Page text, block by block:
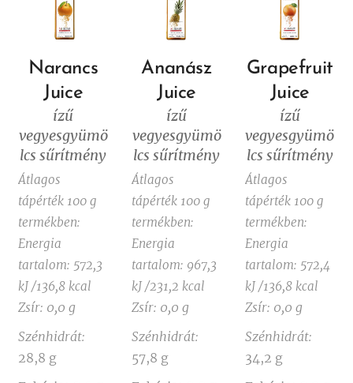
Narancs
Juice
ízű
vegyesgyümö
lcs sűrítmény
Átlagos
tápérték 100 g
termékben:
Energia
tartalom: 572,3
kJ /136,8 kcal
Zsír: 0,0 g
Szénhidrát:
28,8 g
Ananász
Juice
ízű
vegyesgyümö
lcs sűrítmény
Átlagos
tápérték 100 g
termékben:
Energia
tartalom: 967,3
kJ /231,2 kcal
Zsír: 0,0 g
Szénhidrát:
57,8 g
Grapefruit
Juice
ízű
vegyesgyümö
lcs sűrítmény
Átlagos
tápérték 100 g
termékben:
Energia
tartalom: 572,4
kJ /136,8 kcal
Zsír: 0,0 g
Szénhidrát:
34,2 g